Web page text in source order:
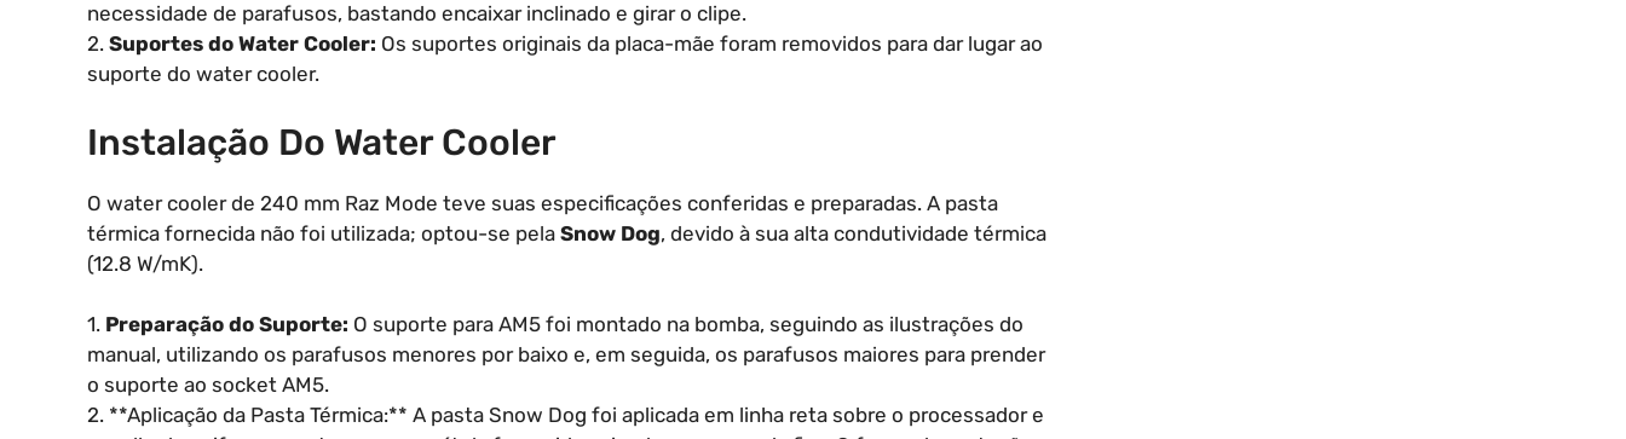
necessidade de parafusos, bastando encaixar inclinado e girar o clipe.
2. Suportes do Water Cooler: Os suportes originais da placa-mãe foram removidos para dar lugar ao
suporte do water cooler.
Instalação Do Water Cooler
O water cooler de 240 mm Raz Mode teve suas especificações conferidas e preparadas. A pasta
térmica fornecida não foi utilizada; optou-se pela Snow Dog, devido à sua alta condutividade térmica
(12.8 W/mK).
1. Preparação do Suporte: O suporte para AM5 foi montado na bomba, seguindo as ilustrações do
manual, utilizando os parafusos menores por baixo e, em seguida, os parafusos maiores para prender
o suporte ao socket AM5.
2. **Aplicação da Pasta Térmica:** A pasta Snow Dog foi aplicada em linha reta sobre o processador e